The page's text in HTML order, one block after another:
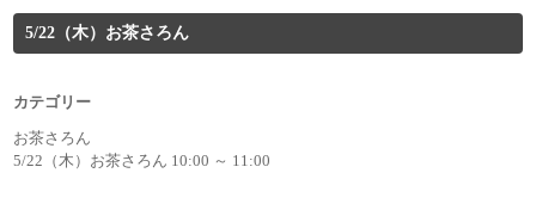
5/22（木）お茶さろん
カテゴリー
お茶さろん
5/22（木）お茶さろん 10:00 ～ 11:00